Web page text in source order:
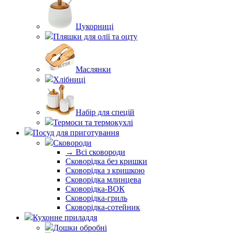
Цукорниці
Пляшки для олії та оцту
Маслянки
Хлібниці
Набір для спецій
Термоси та термокухлі
Посуд для приготування
Сковороди
→ Всі сковороди
Сковорідка без кришки
Сковорідка з кришкою
Сковорідка млинцева
Сковорідка-ВОК
Сковорідка-гриль
Сковорідка-сотейник
Кухонне приладдя
Дошки обробні